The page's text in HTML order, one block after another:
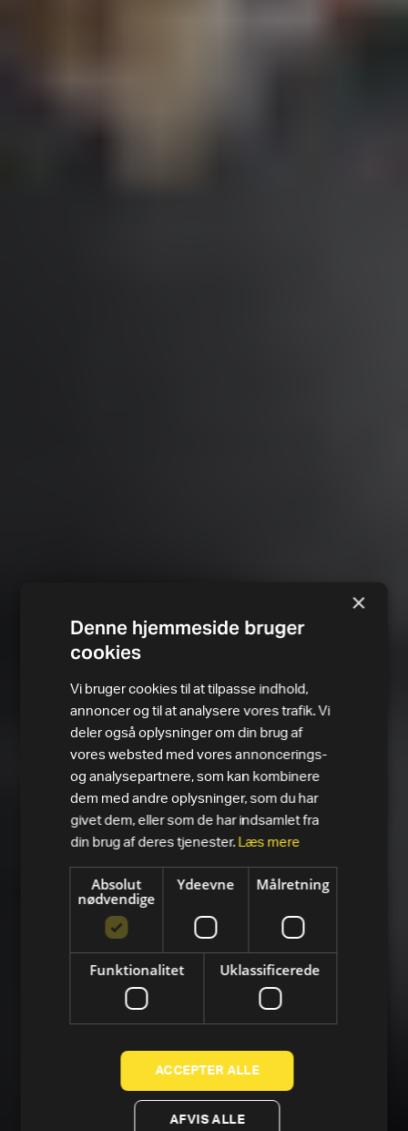
×
Denne hjemmeside bruger
cookies
Vi bruger cookies til at tilpasse indhold,
annoncer og til at analysere vores trafik. Vi
deler også oplysninger om din brug af
vores websted med vores annoncerings-
og analysepartnere, som kan kombinere
dem med andre oplysninger, som du har
givet dem, eller som de har indsamlet fra
din brug af deres tjenester. Læs mere
Absolut
nødvendige
Ydeevne Målretning
Funktionalitet Uklassificerede
ACCEPTER ALLE
AFVIS ALLE